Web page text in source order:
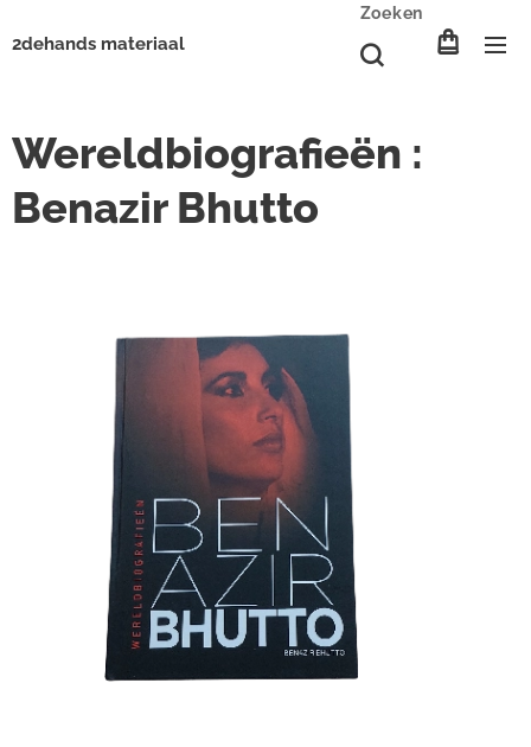
2dehands materiaal
Zoeken
Wereldbiografieën :
Benazir Bhutto